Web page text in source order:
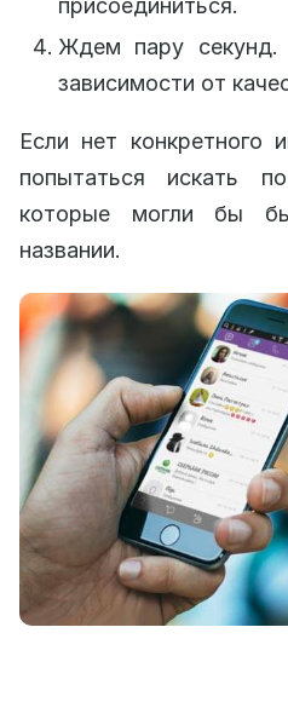
присоединиться.
Ждем пару
зависимости от
Если нет
попытаться искать
которые могли бы
названии.